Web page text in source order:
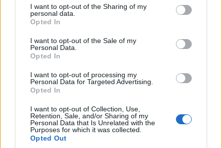
I want to opt-out of the Sharing of my
personal data.
Opted In
I want to opt-out of the Sale of my
Personal Data.
Opted In
I want to opt-out of processing my
Personal Data for Targeted Advertising.
Opted In
I want to opt-out of Collection, Use,
Retention, Sale, and/or Sharing of my
Personal Data that Is Unrelated with the
Purposes for which it was collected.
Opted Out
γέφυρας Ξηροποτάμου
Τα ισχυρότερα και τα ασθενέστερα διαβατήρια στον
κόσμο το 2026
09:36
Γουδί: Χωρίς τις αισθήσεις της ανασύρθηκε 53χρονη από
ακάλυπτο πολυκατοικίας
09:35
Διορισμοί εκπαιδευτικών: Δεν καλύπτουν ούτε τις
συνταξιοδοτήσεις- Ελάχιστες οι θέσεις στο Ηράκλειο